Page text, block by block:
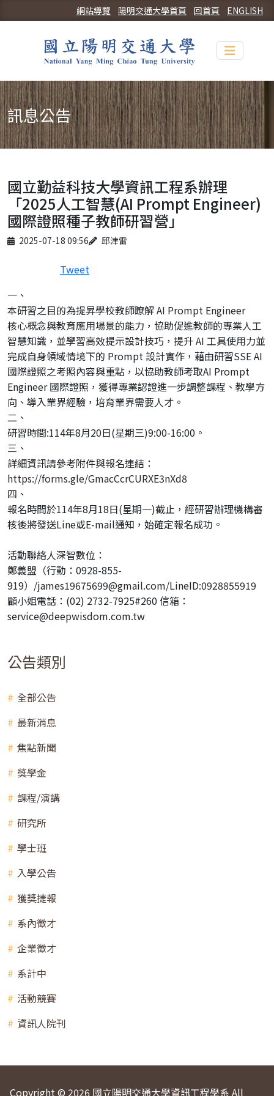
ENGLISH
回首頁
陽明交通大學首頁
網站導覽
Toggle
訊息公告
國立勤益科技大學資訊工程系辦理
「2025人工智慧(AI Prompt Engineer)
國際證照種子教師研習營」
Published on
2025-07-18 09:56
Author 邱津雷
Tweet
一、
本研習之目的為提昇學校教師瞭解 AI Prompt Engineer
核心概念與教育應用場景的能力，協助促進教師的專業人工
智慧知識，並學習高效提示設計技巧，提升 AI 工具使用力並
完成自身領域情境下的 Prompt 設計實作，藉由研習SSE AI
國際證照之考照內容與重點，以協助教師考取AI Prompt
Engineer 國際證照，獲得專業認證進一步調整課程、教學方
向、導入業界經驗，培育業界需要人才。
二、
研習時間:114年8月20日(星期三)9:00-16:00。
三、
詳細資訊請參考附件與報名連結：
https://forms.gle/GmacCcrCURXE3nXd8
四、
報名時間於114年8月18日(星期一)截止，經研習辦理機構審
核後將發送Line或E-mail通知，始確定報名成功。
活動聯絡人深智數位：
鄭義盟（行動：0928-855-
919）/james19675699@gmail.com/LineID:0928855919
顧小姐電話：(02) 2732-7925#260 信箱：
service@deepwisdom.com.tw
公告類別
全部公告
最新消息
焦點新聞
獎學金
課程/演講
研究所
學士班
入學公告
獲獎捷報
系內徵才
企業徵才
系計中
活動競賽
資訊人院刊
Copyright © 2026 國立陽明交通大學資訊工程學系 All